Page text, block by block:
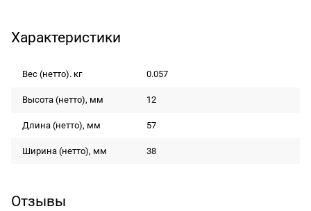
Характеристики
Вес (нетто). кг 0.057
Высота (нетто), мм 12
Длина (нетто), мм 57
Ширина (нетто), мм 38
Отзывы